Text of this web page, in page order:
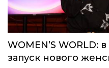
WOMEN’S
запуск нового